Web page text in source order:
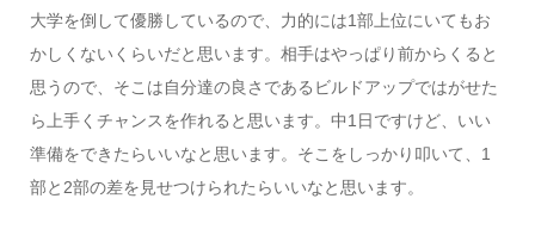
大学を倒して優勝しているので、力的には1部上位にいてもお
かしくないくらいだと思います。相手はやっぱり前からくると
思うので、そこは自分達の良さであるビルドアップではがせた
ら上手くチャンスを作れると思います。中1日ですけど、いい
準備をできたらいいなと思います。そこをしっかり叩いて、1
部と2部の差を見せつけられたらいいなと思います。